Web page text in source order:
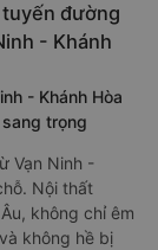
đường
- Khánh
- Khánh Hòa
trọng
Vạn Ninh -
Nội thất
không chỉ êm
không hề bị